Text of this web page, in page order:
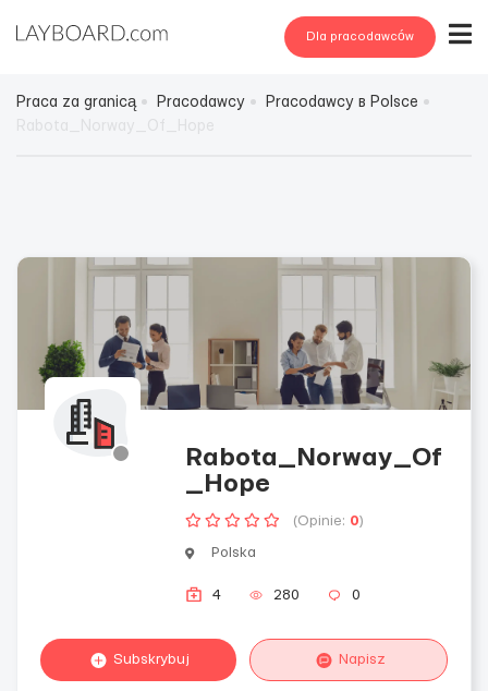
Dla pracodawców
Praca za granicą Pracodawcy
Pracodawcy в Polsce
Rabota_Norway_Of
_Hope
(Opinie: 0)
Polska
4 280 0
Subskrybuj Napisz